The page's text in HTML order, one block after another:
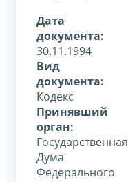
Дата
документа:
30.11.1994
Вид
документа:
Кодекс
Принявший
орган:
Государственная
Дума
Федерального